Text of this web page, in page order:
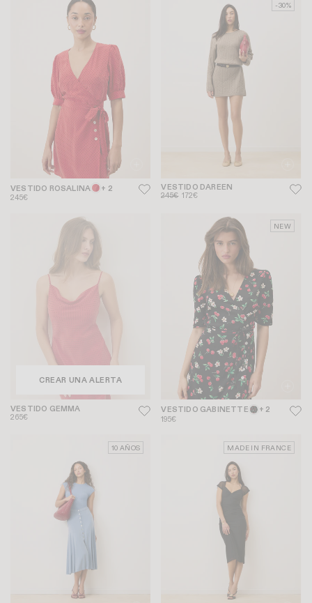
VESTIDO ROSALINA + 2
245€
-30%
VESTIDO DAREEN
245€ 172€
CREAR UNA ALERTA
VESTIDO GEMMA
265€
NEW
VESTIDO GABINETTE + 2
195€
10 AÑOS MADE IN FRANCE